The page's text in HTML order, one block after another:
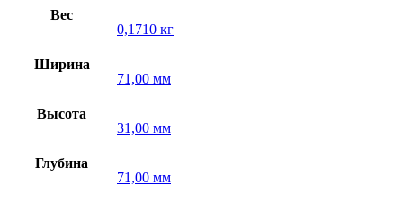
Вес
0,1710 кг
Ширина
71,00 мм
Высота
31,00 мм
Глубина
71,00 мм